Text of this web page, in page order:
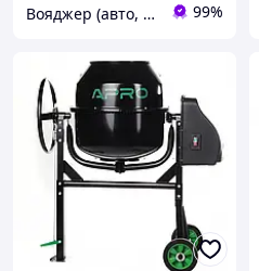
Вояджер (авто, туризм, спорт) 99%